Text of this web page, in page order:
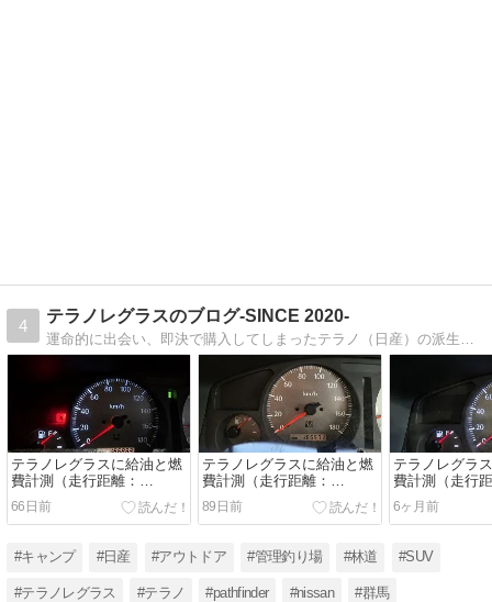
4
テラノレグラスのブログ-SINCE 2020-
テラノレグラスに給油と燃
費計測（走行距離：
166,883km）~コスモSS
Payのアプリ登録設定で１
円割引~
66日前
テラノレグラスに給油と燃
費計測（走行距離：
165,571km）~コスモSS
Payのアプリ登録設定で１
円割引~
89日前
テラノレグラ
費計測（走行
161,160km）
Payのアプリ
円割引~
6ヶ月前
#キャンプ #日産 #アウトドア #管理釣り場 #林道 #SUV
#テラノレグラス #テラノ #pathfinder #nissan #群馬